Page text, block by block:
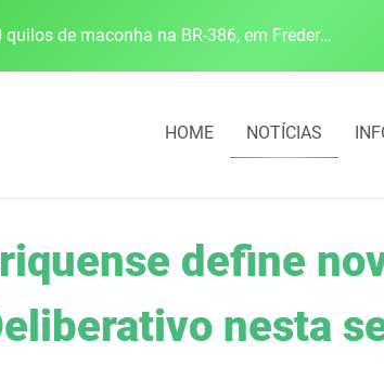
Polícia Rodoviária Federal apreende mais de 120 quilos de maconha na BR-386, em Frederico Westphalen
HOME NOTÍCIAS
define
nesta